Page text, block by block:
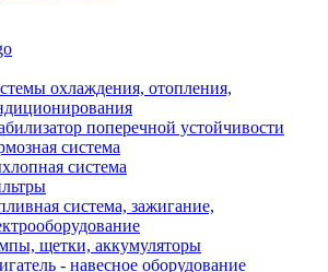
охлаждения, отопления,
поперечной устойчивости
система
система
система, зажигание,
щетки, аккумуляторы
- навесное оборудование